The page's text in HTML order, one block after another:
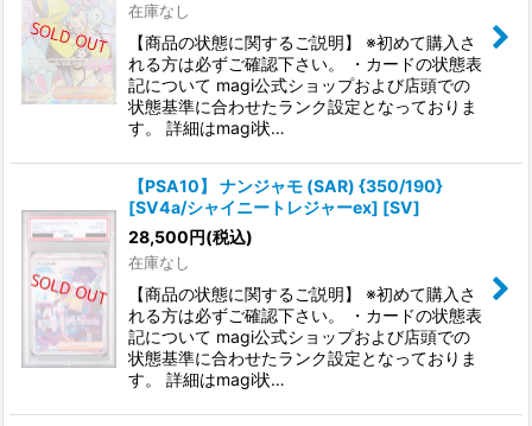
在庫なし
【商品の状態に関するご説明】 ※初めて購入さ
れる方は必ずご確認下さい。 ・カードの状態表
記について magi公式ショップおよび店頭での
状態基準に合わせたランク設定となっておりま
す。 詳細はmagi状…
【PSA10】 ナンジャモ (SAR) {350/190}
[SV4a/シャイニートレジャーex] [SV]
28,500円(税込)
在庫なし
【商品の状態に関するご説明】 ※初めて購入さ
れる方は必ずご確認下さい。 ・カードの状態表
記について magi公式ショップおよび店頭での
状態基準に合わせたランク設定となっておりま
す。 詳細はmagi状…